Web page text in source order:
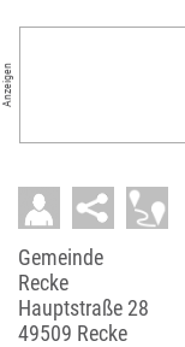
Anzeigen
Gemeinde
Recke
Hauptstraße 28
49509 Recke